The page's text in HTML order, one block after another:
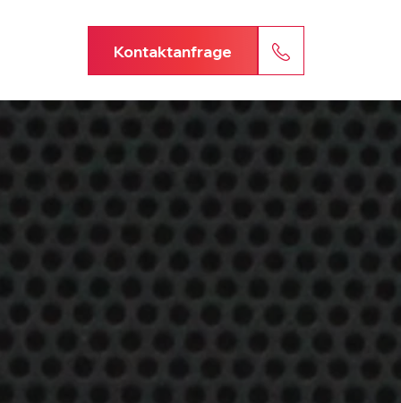
Kontaktanfrage